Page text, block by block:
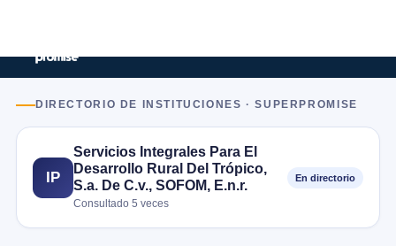
DIRECTORIO DE INSTITUCIONES · SUPERPROMISE
IP
Servicios Integrales Para El
Desarrollo Rural Del Trópico,
S.a. De C.v., SOFOM, E.n.r.
Consultado 5 veces
En directorio